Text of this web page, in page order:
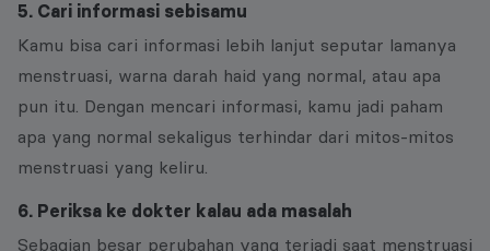
5. Cari informasi sebisamu
Kamu bisa cari informasi lebih lanjut seputar lamanya
menstruasi, warna darah haid yang normal, atau apa
pun itu. Dengan mencari informasi, kamu jadi paham
apa yang normal sekaligus terhindar dari mitos-mitos
menstruasi yang keliru.
6. Periksa ke dokter kalau ada masalah
Sebagian besar perubahan yang terjadi saat menstruasi